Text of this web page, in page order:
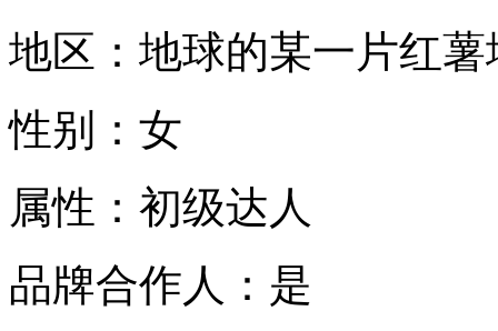
地区：地球的某一片红薯
性别：女
属性：初级达人
品牌合作人：是